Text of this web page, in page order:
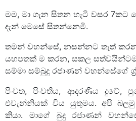
මම, මා ගැන සිතන හැටි වසර 7කට
දැන් මෙසේ සිතන්නෙමි.
තමන් වහන්සේ, නසන්නට තැත්
යහපතක් ම කරන, සකල සත්වයින්ටම
සම්මා සම්බුදු රජාණන් වහන්සේගේ
පිංවත, පිංවතිය, ආදරණීය දුවේ,
එවැන්නියක් විය යුතුමය. අපි
කියා. මාගේ බුදු රජාණන්